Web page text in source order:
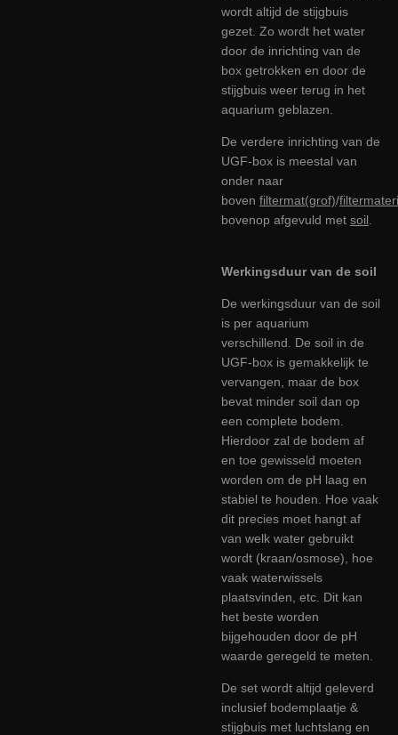
wordt altijd de stijgbuis
gezet. Zo wordt het water
door de inrichting van de
box getrokken en door de
stijgbuis weer terug in het
aquarium geblazen.
De verdere inrichting van de
UGF-box is meestal van
onder naar
boven filtermat(grof)/
bovenop afgevuld met soil
Werkingsduur van de soil
De werkingsduur van de soil
is per aquarium
verschillend. De soil in de
UGF-box is gemakkelijk te
vervangen, maar de box
bevat minder soil dan op
een complete bodem.
Hierdoor zal de bodem af
en toe gewisseld moeten
worden om de pH laag en
stabiel te houden. Hoe vaak
dit precies moet hangt af
van welk water gebruikt
wordt (kraan/osmose), hoe
vaak waterwissels
plaatsvinden, etc. Dit kan
het beste worden
bijgehouden door de pH
waarde geregeld te meten.
De set wordt altijd geleverd
inclusief bodemplaatje &
stijgbuis met luchtslang en